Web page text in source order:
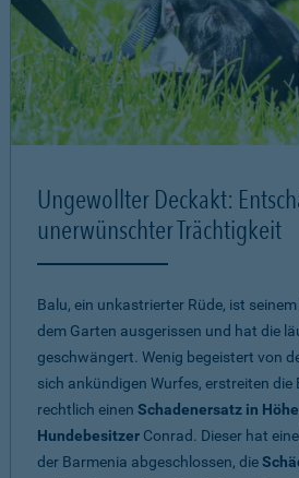
Ungewollter Deckakt:
unerwünschter Trächtigkeit
Balu, ein unkastrierter Rüde, ist
dem Garten ausgerissen und hat die
geschwängert. Wenig begeistert von
sich ankündigen Wurfes, erstreiten die
rechtlich einen Schadenersatz in
Hundebesitzer Conrad. Dieser hat
der Barmenia abgeschlossen, die